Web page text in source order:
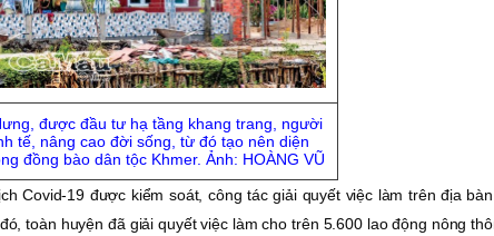
được đầu tư hạ tầng khang trang, người
tế, nâng cao đời sống, từ đó tạo nên diện
đồng bào dân tộc Khmer. Ảnh: HOÀNG VŨ
Covid-19 được kiểm soát, công tác giải quyết việc làm trên địa
toàn huyện đã giải quyết việc làm cho trên 5.600 lao động nông